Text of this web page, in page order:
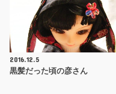
2016.12.5
黒髪だった頃の彦さん